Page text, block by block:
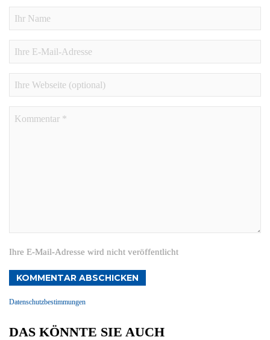
Ihre E-Mail-Adresse wird nicht veröffentlicht
KOMMENTAR ABSCHICKEN
Datenschutzbestimmungen
DAS KÖNNTE SIE AUCH